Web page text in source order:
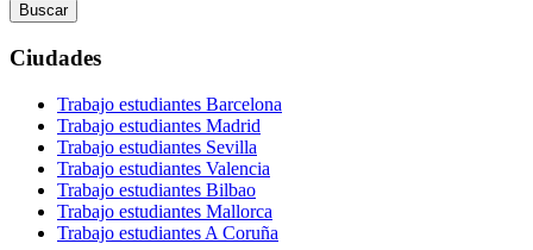
Buscar
Ciudades
Trabajo estudiantes Barcelona
Trabajo estudiantes Madrid
Trabajo estudiantes Sevilla
Trabajo estudiantes Valencia
Trabajo estudiantes Bilbao
Trabajo estudiantes Mallorca
Trabajo estudiantes A Coruña